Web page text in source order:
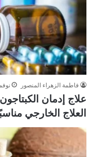
فاطمة الزهراء المنصور نوفمبر
علاج إدمان
العلاج الخارجي